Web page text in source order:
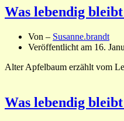
Was lebendig
Von – Susanne.brandt
Veröffentlicht am 16.
Alter Apfelbaum erzählt vom
Was lebendig